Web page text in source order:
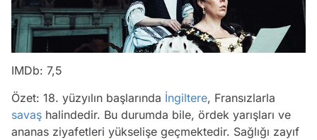
IMDb: 7,5
Özet: 18. yüzyılın başlarında İngiltere, Fransızlarla
savaş halindedir. Bu durumda bile, ördek yarışları ve
ananas ziyafetleri yükselişe geçmektedir. Sağlığı zayıf